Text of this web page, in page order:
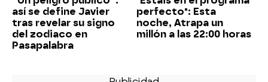
así se define Javier
tras revelar su signo
del zodiaco en
Pasapalabra
perfecto": Esta
noche, Atrapa un
millón a las 22:00 horas